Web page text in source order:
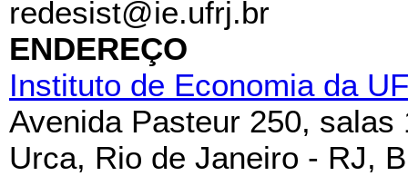
redesist@ie.ufrj.br
ENDEREÇO
Instituto de Economia da
Avenida Pasteur 250, salas
Urca, Rio de Janeiro - RJ,